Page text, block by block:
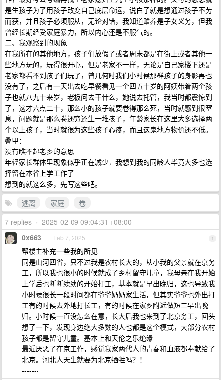
是生孩子为了用孩子改变自己底层命运，说白了就是想通过孩子不劳
而获，并且孩子必须服从，无论对错，我知道赡养是子女义务，但我
曾经长期经受家庭暴力，所以内心还是不服气的。
二、我观察到的现象
在我所在的其他地方，孩子们放假了或者周末都是在街上或者其他一
些地方玩的，玩得很开心，但是老家不一样，无论是自己家楼下还是
老家都看不到孩子们玩了，曾几何时我们小时候那群孩子的身影再也
没有了，之后有一天出去吃早餐看见一个四五十岁的阿姨带着两个孩
子也就八九十来岁，老板问去干什么，她说去托管，我当时都震惊到
了，这才六点二十，那么小的孩子就要卷得那么死，当时就感到很窒
息，问题就是那么卷还穷还生一堆孩子，年龄家长在这里大多选择两
个以上孩子，当时就很为这些孩子心疼，而且这鬼地方物价还不低。
叠甲：
没有瞧不起老乡的意思
年轻家长群体里现象似乎正在减少，我想到我的同龄人毕竟大多也选
择留在本省上学工作了
想到的就这么多，先写这些吧。
逃离
家庭
卷
7 replies • 2025-02-09 09:04:31 +08:00
1
0x663 Feb 7, 2025
帮楼主补充一些我的所见
同是山河四省，只不过我是农村长大的，从小我的父亲就在京务
工，所以我也很小的时候就成了乡村留守儿童，我母亲在我开始
上学后也断断续续的开始打工，基本就是早出晚归，这也导致我
小时候很长一段时间都在爷爷奶奶家生活，但其实爷爷也外出打
工有的时候去外地打长工，有的时候在家乡附近做短工早出晚
归。小时候一直没怎么在意，长大后我也来到了北京务工，回头
想了一下，发现身边绝大多数的人也都是这个模式，大部分农村
孩子都是留守儿童。基本上和天伦之乐绝缘
最近厌恶了在京工作，感觉我家两代人的青春和血液都奉献给了
北京。河北人天生就要为北京牺牲吗？！
-------